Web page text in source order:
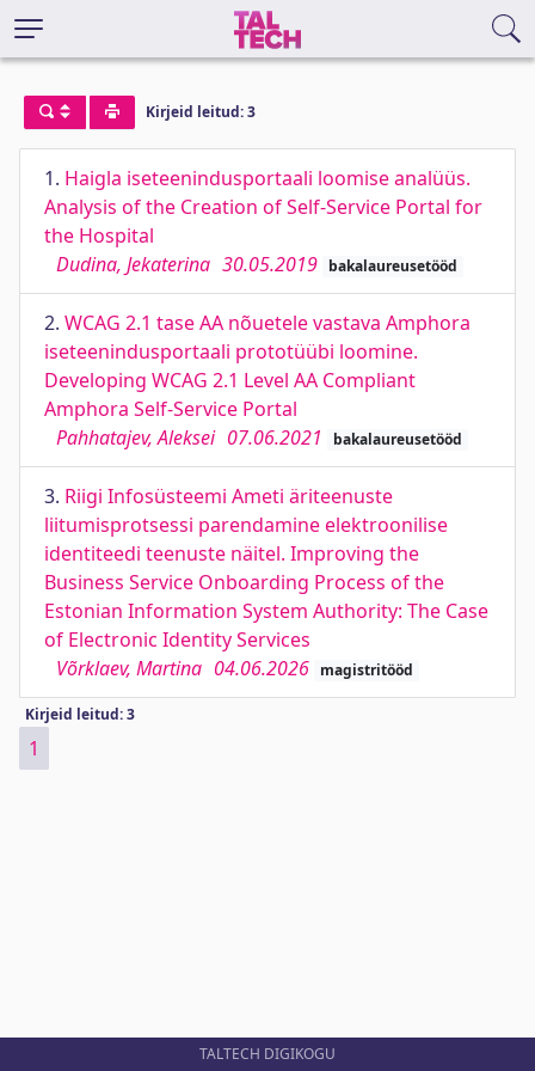
Kirjeid leitud: 3
1. Haigla iseteenindusportaali loomise analüüs.
Analysis of the Creation of Self-Service Portal for
the Hospital
Dudina, Jekaterina 30.05.2019 bakalaureusetööd
2. WCAG 2.1 tase AA nõuetele vastava Amphora
iseteenindusportaali prototüübi loomine.
Developing WCAG 2.1 Level AA Compliant
Amphora Self-Service Portal
Pahhatajev, Aleksei 07.06.2021 bakalaureusetööd
3. Riigi Infosüsteemi Ameti äriteenuste
liitumisprotsessi parendamine elektroonilise
identiteedi teenuste näitel. Improving the
Business Service Onboarding Process of the
Estonian Information System Authority: The Case
of Electronic Identity Services
Võrklaev, Martina 04.06.2026 magistritööd
Kirjeid leitud: 3
1
TALTECH DIGIKOGU